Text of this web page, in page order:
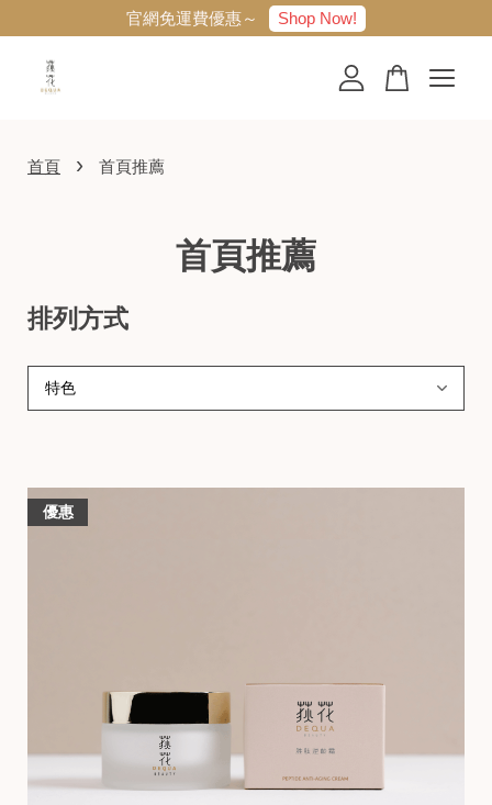
官網免運費優惠～ Shop Now!
首頁 › 首頁推薦
首頁推薦
排列方式
優惠